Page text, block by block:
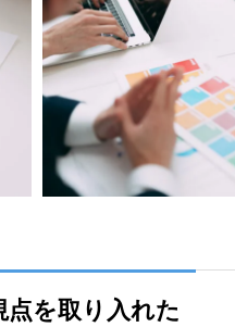
点を取り入れた